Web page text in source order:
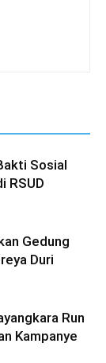
Sosial
RSUD
Gedung
Duri
Run
Kampanye